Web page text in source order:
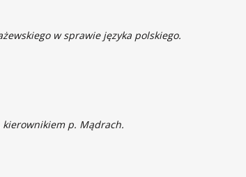
w sprawie języka polskiego.
kierownikiem p. Mądrach.